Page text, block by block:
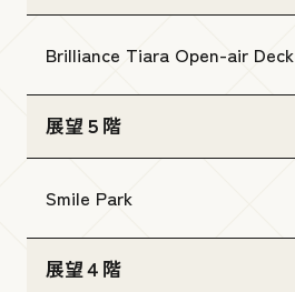
Brilliance Tiara Open-air Deck
展望５階
Smile Park
展望４階